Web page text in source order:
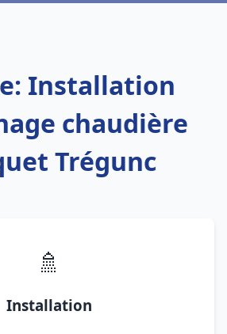
Installation
chaudière
Trégunc
🚿
Installation